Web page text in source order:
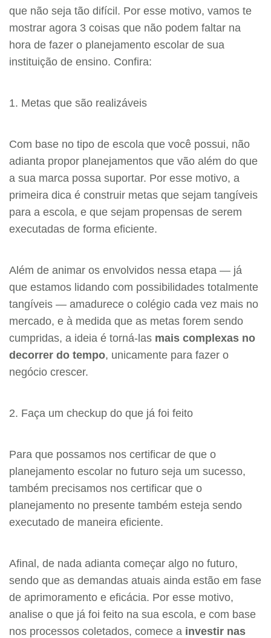
que não seja tão difícil. Por esse motivo, vamos te
mostrar agora 3 coisas que não podem faltar na
hora de fazer o planejamento escolar de sua
instituição de ensino. Confira:
1. Metas que são realizáveis
Com base no tipo de escola que você possui, não
adianta propor planejamentos que vão além do que
a sua marca possa suportar. Por esse motivo, a
primeira dica é construir metas que sejam tangíveis
para a escola, e que sejam propensas de serem
executadas de forma eficiente.
Além de animar os envolvidos nessa etapa — já
que estamos lidando com possibilidades totalmente
tangíveis — amadurece o colégio cada vez mais no
mercado, e à medida que as metas forem sendo
cumpridas, a ideia é torná-las mais complexas no
decorrer do tempo, unicamente para fazer o
negócio crescer.
2. Faça um checkup do que já foi feito
Para que possamos nos certificar de que o
planejamento escolar no futuro seja um sucesso,
também precisamos nos certificar que o
planejamento no presente também esteja sendo
executado de maneira eficiente.
Afinal, de nada adianta começar algo no futuro,
sendo que as demandas atuais ainda estão em fase
de aprimoramento e eficácia. Por esse motivo,
analise o que já foi feito na sua escola, e com base
nos processos coletados, comece a investir nas